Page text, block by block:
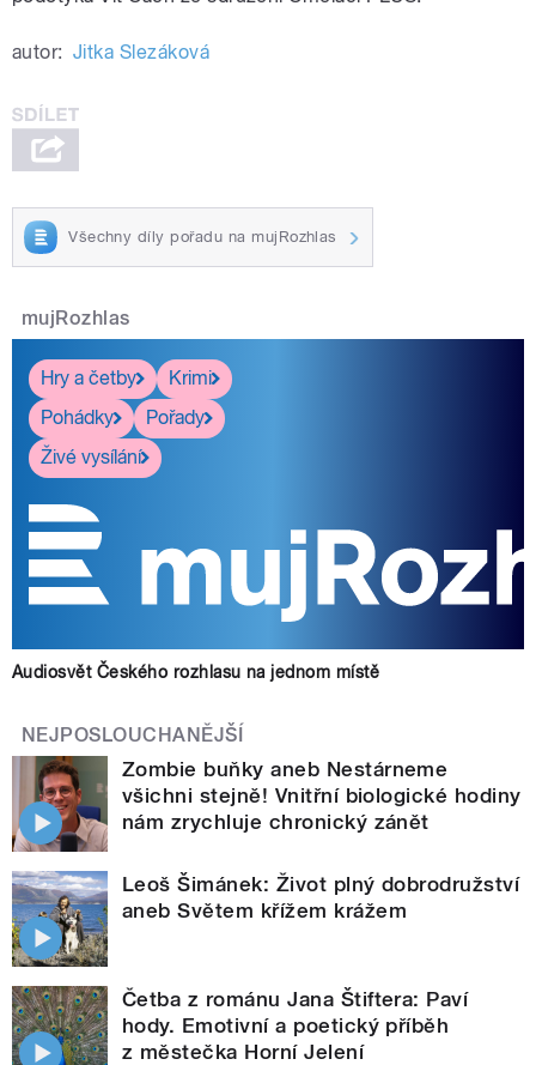
autor: Jitka Slezáková
Všechny díly pořadu na mujRozhlas
mujRozhlas
Hry a četby
Krimi
Pohádky
Pořady
Živé vysílání
Audiosvět Českého rozhlasu na jednom místě
NEJPOSLOUCHANĚJŠÍ
Zombie buňky aneb Nestárneme
všichni stejně! Vnitřní biologické hodiny
nám zrychluje chronický zánět
Leoš Šimánek: Život plný dobrodružství
aneb Světem křížem krážem
Četba z románu Jana Štiftera: Paví
hody. Emotivní a poetický příběh
z městečka Horní Jelení